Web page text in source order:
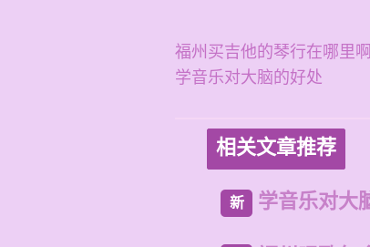
福州买吉他的琴行在哪里
学音乐对大脑的好处
相关文章推荐
新 学音乐对大